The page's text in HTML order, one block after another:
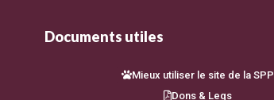
Documents utiles
Mieux utiliser le site de la SPP
Dons & Legs